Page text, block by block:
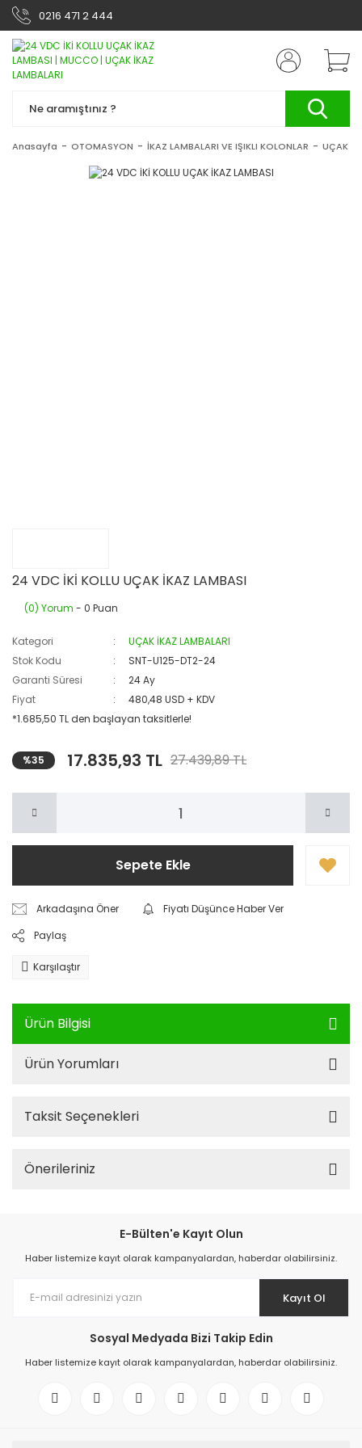
0216 471 2 444
Anasayfa OTOMASYON İKAZ LAMBALARI VE IŞIKLI KOLONLAR UÇAK
24 VDC İKİ KOLLU UÇAK İKAZ LAMBASI
(0) Yorum - 0 Puan
Kategori
UÇAK İKAZ LAMBALARI
Stok Kodu
SNT-U125-DT2-24
Garanti Süresi
24 Ay
Fiyat
480,48 USD + KDV
*1.685,50 TL den başlayan taksitlerle!
%35 17.835,93 TL 27.439,89 TL
Sepete Ekle
Arkadaşına Öner
Fiyatı Düşünce Haber Ver
Paylaş
Karşılaştır
Ürün Bilgisi
Ürün Yorumları
Taksit Seçenekleri
Önerileriniz
E-Bülten'e Kayıt Olun
Haber listemize kayıt olarak kampanyalardan, haberdar olabilirsiniz.
Kayıt Ol
Sosyal Medyada Bizi Takip Edin
Haber listemize kayıt olarak kampanyalardan, haberdar olabilirsiniz.